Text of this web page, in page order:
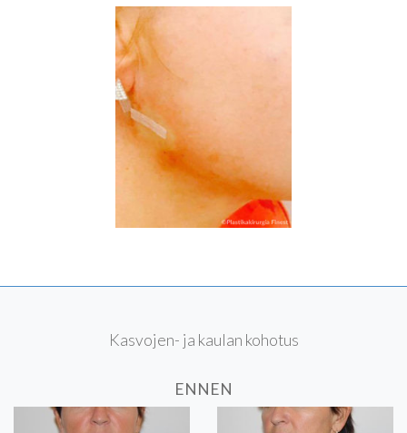
Kasvojen- ja kaulan kohotus
ENNEN